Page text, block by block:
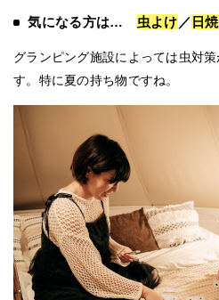
気になる方は… 虫よけ ／ 日
グランピング施設によっては虫対
す。特に夏の持ち物ですね。